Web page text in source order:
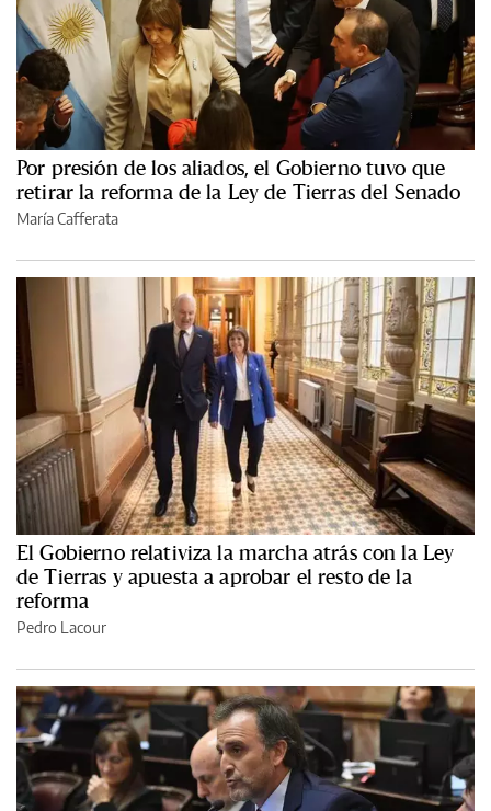
Por presión de los aliados, el Gobierno tuvo que
retirar la reforma de la Ley de Tierras del Senado
María Cafferata
El Gobierno relativiza la marcha atrás con la Ley
de Tierras y apuesta a aprobar el resto de la
reforma
Pedro Lacour